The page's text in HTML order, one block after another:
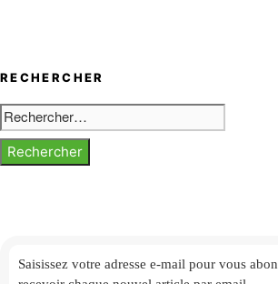
RECHERCHER
Rechercher :
Saisissez votre adresse e-mail pour vous